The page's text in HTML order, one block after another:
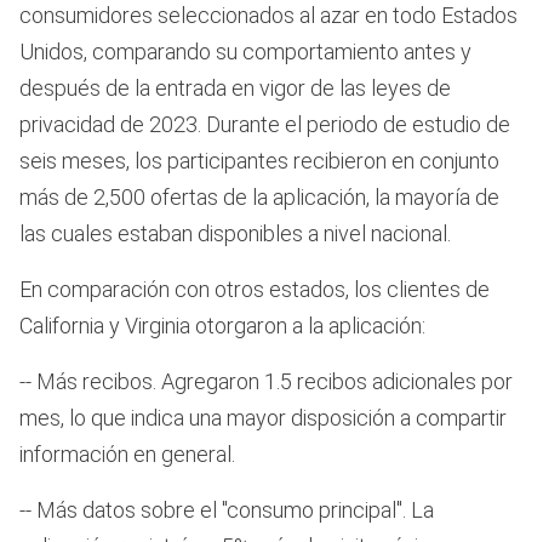
consumidores seleccionados al azar en todo Estados
Unidos, comparando su comportamiento antes y
después de la entrada en vigor de las leyes de
privacidad de 2023. Durante el periodo de estudio de
seis meses, los participantes recibieron en conjunto
más de 2,500 ofertas de la aplicación, la mayoría de
las cuales estaban disponibles a nivel nacional.
En comparación con otros estados, los clientes de
California y Virginia otorgaron a la aplicación:
-- Más recibos. Agregaron 1.5 recibos adicionales por
mes, lo que indica una mayor disposición a compartir
información en general.
-- Más datos sobre el "consumo principal". La